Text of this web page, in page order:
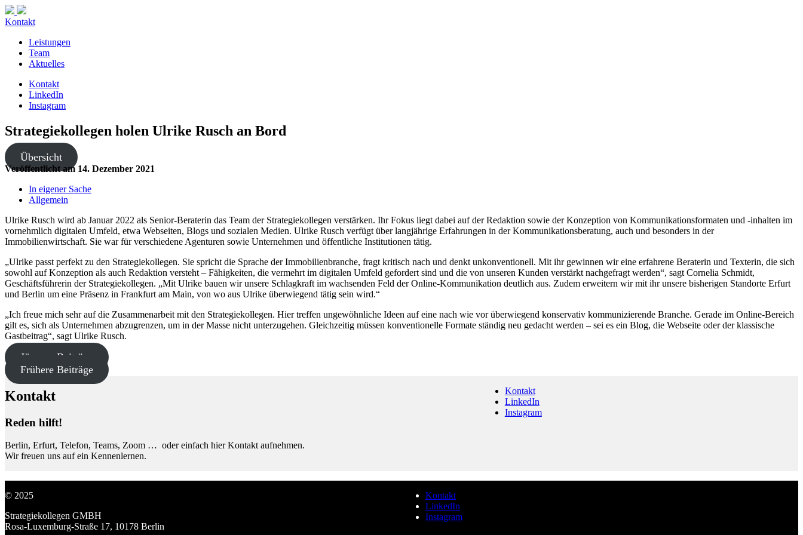
Kontakt
Leistungen
Team
Aktuelles
Kontakt
LinkedIn
Instagram
Strategiekollegen holen Ulrike Rusch an Bord
Übersicht
Veröffentlicht am 14. Dezember 2021
In eigener Sache
Allgemein
Ulrike Rusch wird ab Januar 2022 als Senior-Beraterin das Team der Strategiekollegen verstärken. Ihr Fokus liegt dabei auf der Redaktion sowie der Konzeption von Kommunikationsformaten und -inhalten im
vornehmlich digitalen Umfeld, etwa Webseiten, Blogs und sozialen Medien. Ulrike Rusch verfügt über langjährige Erfahrungen in der Kommunikationsberatung, auch und besonders in der
Immobilienwirtschaft. Sie war für verschiedene Agenturen sowie Unternehmen und öffentliche Institutionen tätig.
„Ulrike passt perfekt zu den Strategiekollegen. Sie spricht die Sprache der Immobilienbranche, fragt kritisch nach und denkt unkonventionell. Mit ihr gewinnen wir eine erfahrene Beraterin und Texterin, die sich
sowohl auf Konzeption als auch Redaktion versteht – Fähigkeiten, die vermehrt im digitalen Umfeld gefordert sind und die von unseren Kunden verstärkt nachgefragt werden“, sagt Cornelia Schmidt,
Geschäftsführerin der Strategiekollegen. „Mit Ulrike bauen wir unsere Schlagkraft im wachsenden Feld der Online-Kommunikation deutlich aus. Zudem erweitern wir mit ihr unsere bisherigen Standorte Erfurt
und Berlin um eine Präsenz in Frankfurt am Main, von wo aus Ulrike überwiegend tätig sein wird.“
„Ich freue mich sehr auf die Zusammenarbeit mit den Strategiekollegen. Hier treffen ungewöhnliche Ideen auf eine nach wie vor überwiegend konservativ kommunizierende Branche. Gerade im Online-Bereich
gilt es, sich als Unternehmen abzugrenzen, um in der Masse nicht unterzugehen. Gleichzeitig müssen konventionelle Formate ständig neu gedacht werden – sei es ein Blog, die Webseite oder der klassische
Gastbeitrag“, sagt Ulrike Rusch.
Jüngere Beiträge
Frühere Beiträge
Kontakt
Reden hilft!
Berlin, Erfurt, Telefon, Teams, Zoom … oder einfach hier Kontakt aufnehmen.
Wir freuen uns auf ein Kennenlernen.
Kontakt
LinkedIn
Instagram
© 2025
Strategiekollegen GMBH
Rosa-Luxemburg-Straße 17, 10178 Berlin
Kontakt
LinkedIn
Instagram